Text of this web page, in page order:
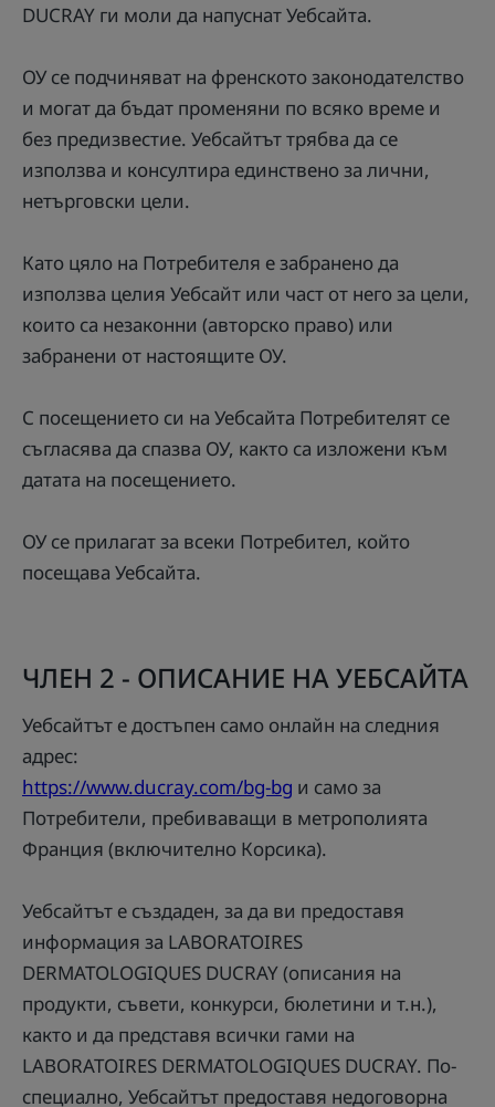
DUCRAY ги моли да напуснат Уебсайта.
ОУ се подчиняват на френското законодателство
и могат да бъдат променяни по всяко време и
без предизвестие. Уебсайтът трябва да се
използва и консултира единствено за лични,
нетърговски цели.
Като цяло на Потребителя е забранено да
използва целия Уебсайт или част от него за цели,
които са незаконни (авторско право) или
забранени от настоящите ОУ.
С посещението си на Уебсайта Потребителят се
съгласява да спазва ОУ, както са изложени към
датата на посещението.
ОУ се прилагат за всеки Потребител, който
посещава Уебсайта.
ЧЛЕН 2 - ОПИСАНИЕ НА УЕБСАЙТА
Уебсайтът е достъпен само онлайн на следния
адрес:
https://www.ducray.com/bg-bg и само за
Потребители, пребиваващи в метрополията
Франция (включително Корсика).
Уебсайтът е създаден, за да ви предоставя
информация за LABORATOIRES
DERMATOLOGIQUES DUCRAY (описания на
продукти, съвети, конкурси, бюлетини и т.н.),
както и да представя всички гами на
LABORATOIRES DERMATOLOGIQUES DUCRAY. По-
специално, Уебсайтът предоставя недоговорна